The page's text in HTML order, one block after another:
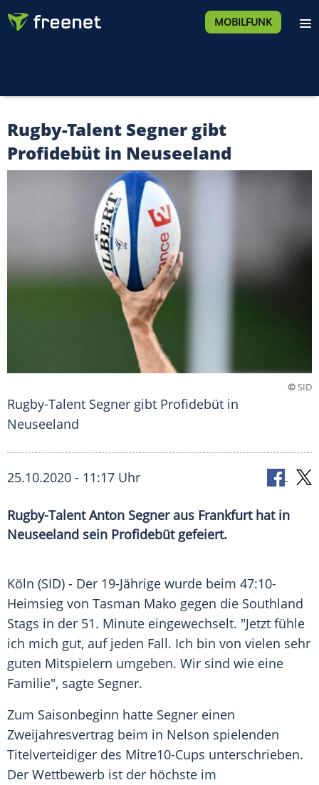
MOBILFUNK
Rugby-Talent Segner gibt
Profidebüt in Neuseeland
©SID
Rugby-Talent Segner gibt Profidebüt in
Neuseeland
25.10.2020 - 11:17 Uhr
Rugby-Talent Anton Segner aus Frankfurt hat in
Neuseeland sein Profidebüt gefeiert.
Köln (SID) - Der 19-Jährige wurde beim 47:10-
Heimsieg von Tasman Mako gegen die Southland
Stags in der 51. Minute eingewechselt. "Jetzt fühle
ich mich gut, auf jeden Fall. Ich bin von vielen sehr
guten Mitspielern umgeben. Wir sind wie eine
Familie", sagte Segner.
Zum Saisonbeginn hatte Segner einen
Zweijahresvertrag beim in Nelson spielenden
Titelverteidiger des Mitre10-Cups unterschrieben.
Der Wettbewerb ist der höchste im